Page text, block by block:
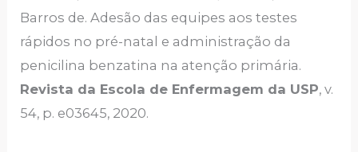
Barros de. Adesão das equipes aos testes
rápidos no pré-natal e administração da
penicilina benzatina na atenção primária.
Revista da Escola de Enfermagem da USP, v.
54, p. e03645, 2020.